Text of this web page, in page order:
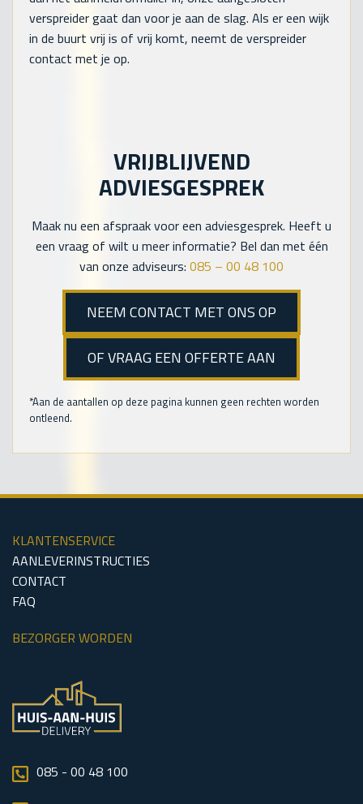
verspreider gaat dan voor je aan de slag. Als er een wijk
in de buurt vrij is of vrij komt, neemt de verspreider
contact met je op.
VRIJBLIJVEND
ADVIESGESPREK
Maak nu een afspraak voor een adviesgesprek. Heeft u
een vraag of wilt u meer informatie? Bel dan met één
van onze adviseurs: 085 – 00 48 100
NEEM CONTACT MET ONS OP
OF VRAAG EEN OFFERTE AAN
*Aan de aantallen op deze pagina kunnen geen rechten worden
ontleend.
KLANTENSERVICE
AANLEVERINSTRUCTIES
CONTACT
FAQ
BEZORGER WORDEN
085 - 00 48 100